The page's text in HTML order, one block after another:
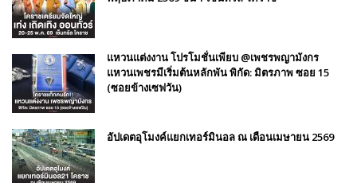
แหวนแต่งงาน โปรโมชั่นเพียบ @เพชรพญามังกร
แหวนเพชรมีเริ่มต้นหลักพัน พิกัด: มิตรภาพ ซอย 15
(ซอยข้างเซฟวัน)
อัปเดตอุโมงค์แยกเทอร์มินอล ณ เดือนเมษายน 2569